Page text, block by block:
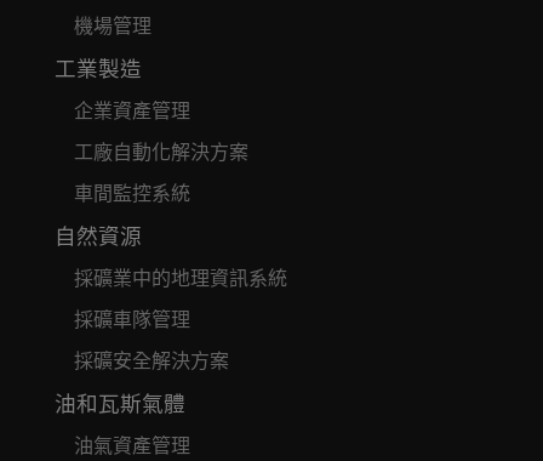
機場管理
工業製造
企業資產管理
工廠自動化解決方案
車間監控系統
自然資源
採礦業中的地理資訊系統
採礦車隊管理
採礦安全解決方案
油和瓦斯氣體
油氣資產管理